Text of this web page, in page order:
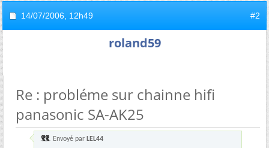
14/07/2006, 12h49 #2
roland59
Re : probléme sur chainne hifi
panasonic SA-AK25
Envoyé par LEL44